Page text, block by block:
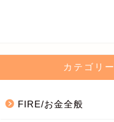
カテゴリー
FIRE/お金全般